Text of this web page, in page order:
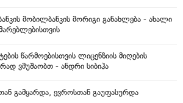
მობილბანკის მორიგი განახლება - ახალი
წარმოებისთვის ლიცენზიის მიღების
ვმუშაობთ - ანდრი სიბიჰა
გამყარდა, ევროსთან გაუფასურდა